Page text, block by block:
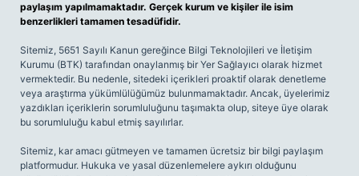
paylaşım yapılmamaktadır. Gerçek kurum ve kişiler ile isim
benzerlikleri tamamen tesadüfidir.
Sitemiz, 5651 Sayılı Kanun gereğince Bilgi Teknolojileri ve İletişim
Kurumu (BTK) tarafından onaylanmış bir Yer Sağlayıcı olarak hizmet
vermektedir. Bu nedenle, sitedeki içerikleri proaktif olarak denetleme
veya araştırma yükümlülüğümüz bulunmamaktadır. Ancak, üyelerimiz
yazdıkları içeriklerin sorumluluğunu taşımakta olup, siteye üye olarak
bu sorumluluğu kabul etmiş sayılırlar.
Sitemiz, kar amacı gütmeyen ve tamamen ücretsiz bir bilgi paylaşım
platformudur. Hukuka ve yasal düzenlemelere aykırı olduğunu